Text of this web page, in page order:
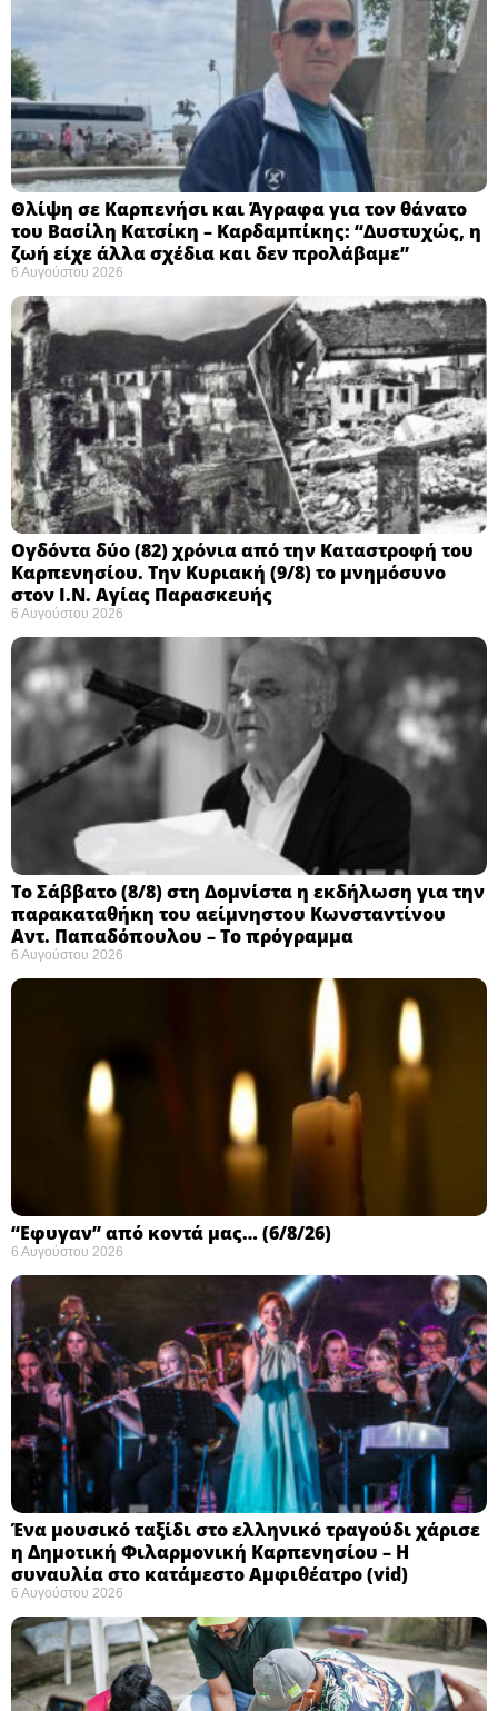
Θλίψη σε Καρπενήσι και Άγραφα για τον θάνατο
του Βασίλη Κατσίκη – Καρδαμπίκης: “Δυστυχώς, η
ζωή είχε άλλα σχέδια και δεν προλάβαμε”
6 Αυγούστου 2026
Ογδόντα δύο (82) χρόνια από την Καταστροφή του
Καρπενησίου. Την Κυριακή (9/8) το μνημόσυνο
στον Ι.Ν. Αγίας Παρασκευής
6 Αυγούστου 2026
Το Σάββατο (8/8) στη Δομνίστα η εκδήλωση για την
παρακαταθήκη του αείμνηστου Κωνσταντίνου
Αντ. Παπαδόπουλου – Το πρόγραμμα
6 Αυγούστου 2026
“Εφυγαν” από κοντά μας… (6/8/26)
6 Αυγούστου 2026
Ένα μουσικό ταξίδι στο ελληνικό τραγούδι χάρισε
η Δημοτική Φιλαρμονική Καρπενησίου – Η
συναυλία στο κατάμεστο Αμφιθέατρο (vid)
6 Αυγούστου 2026